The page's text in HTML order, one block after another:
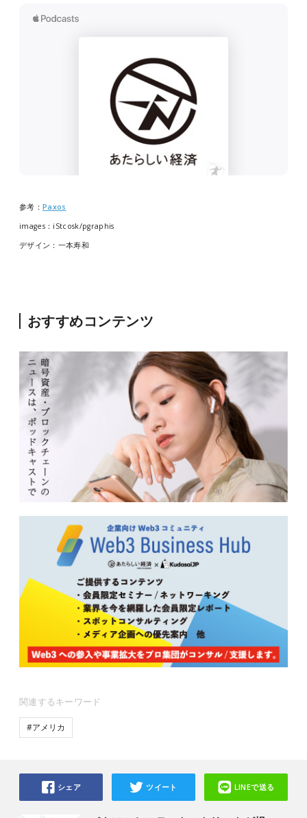
参考： Paxos
images：iStcosk/pgraphis
デザイン：一本寿和
おすすめコンテンツ
関連するキーワード
#アメリカ
シェア ツイート LINEで送る